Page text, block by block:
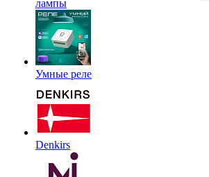
лампы
Умные реле
Denkirs